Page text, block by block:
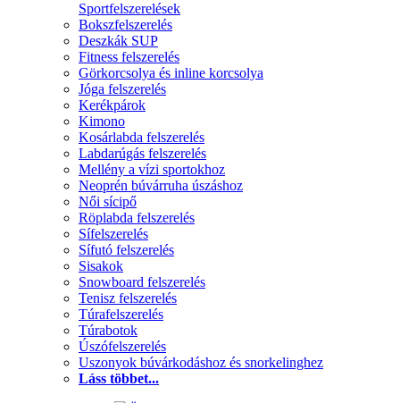
Sportfelszerelések
Bokszfelszerelés
Deszkák SUP
Fitness felszerelés
Görkorcsolya és inline korcsolya
Jóga felszerelés
Kerékpárok
Kimono
Kosárlabda felszerelés
Labdarúgás felszerelés
Mellény a vízi sportokhoz
Neoprén búvárruha úszáshoz
Női sícipő
Röplabda felszerelés
Sífelszerelés
Sífutó felszerelés
Sisakok
Snowboard felszerelés
Tenisz felszerelés
Túrafelszerelés
Túrabotok
Úszófelszerelés
Uszonyok búvárkodáshoz és snorkelinghez
Láss többet...